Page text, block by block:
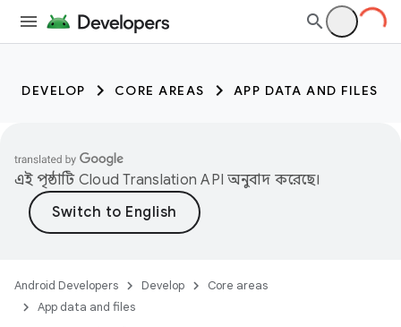
DEVELOP CORE AREAS APP DATA AND FILES
এই পৃষ্ঠাটি Cloud Translation API অনুবাদ করেছে।
Android Developers Develop
Core areas
App data and files